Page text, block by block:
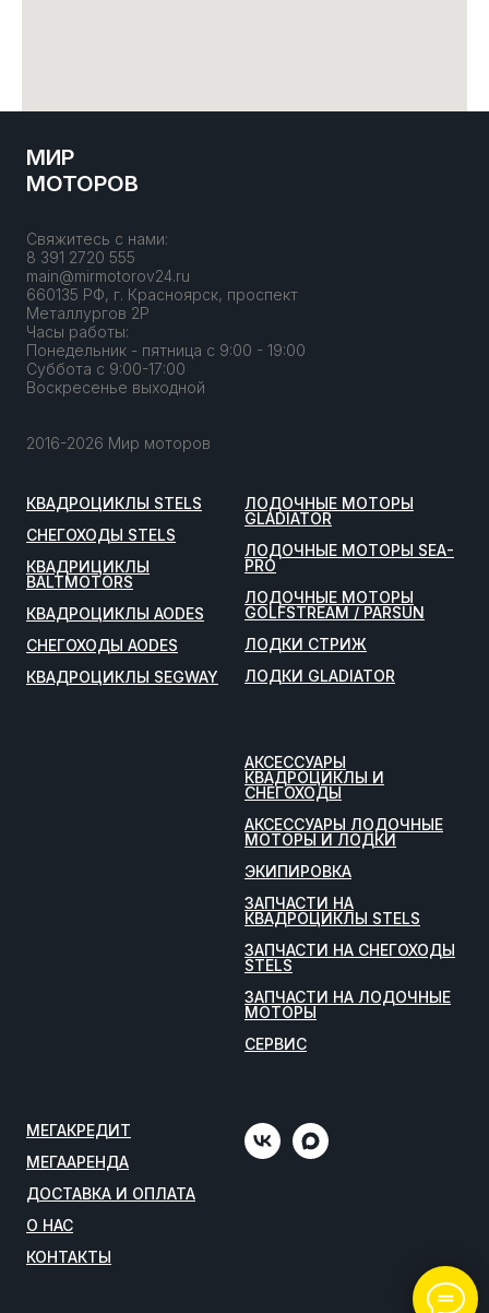
МИР
МОТОРОВ
Свяжитесь с нами:
8 391 2720 555
main@mirmotorov24.ru
660135 РФ, г. Красноярск, проспект
Металлургов 2Р
Часы работы:
Понедельник - пятница с 9:00 - 19:00
Суббота с 9:00-17:00
Воскресенье выходной
2016-2026 Мир моторов
КВАДРОЦИКЛЫ STELS
СНЕГОХОДЫ STELS
КВАДРИЦИКЛЫ
BALTMOTORS
КВАДРОЦИКЛЫ AODES
СНЕГОХОДЫ AODES
КВАДРОЦИКЛЫ SEGWAY
ЛОДОЧНЫЕ МОТОРЫ
GLADIATOR
ЛОДОЧНЫЕ МОТОРЫ SEA-
PRO
ЛОДОЧНЫЕ МОТОРЫ
GOLFSTREAM / PARSUN
ЛОДКИ СТРИЖ
ЛОДКИ GLADIATOR
АКСЕССУАРЫ
КВАДРОЦИКЛЫ И
СНЕГОХОДЫ
АКСЕССУАРЫ ЛОДОЧНЫЕ
МОТОРЫ И ЛОДКИ
ЭКИПИРОВКА
ЗАПЧАСТИ НА
КВАДРОЦИКЛЫ STELS
ЗАПЧАСТИ НА СНЕГОХОДЫ
STELS
ЗАПЧАСТИ НА ЛОДОЧНЫЕ
МОТОРЫ
СЕРВИС
МЕГАКРЕДИТ
МЕГААРЕНДА
ДОСТАВКА И ОПЛАТА
О НАС
КОНТАКТЫ